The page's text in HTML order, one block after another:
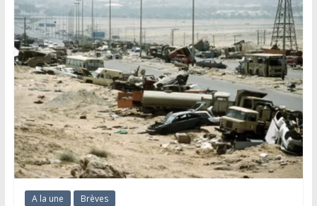
A la une Brèves